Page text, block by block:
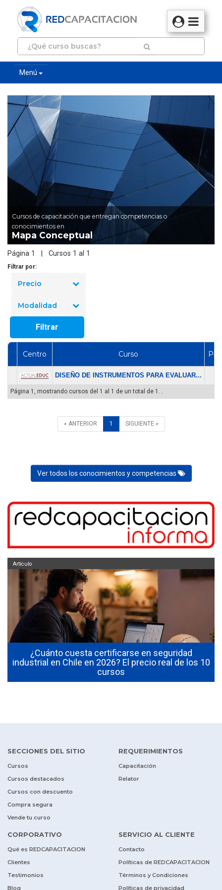
Menú
Cursos de capacitación que entregan competencias o
conocimientos en
Mapa Conceptual
Página 1 | Cursos 1 al 1
Filtrar por:
Precio
Modalidad
Filtrar
Centro Curso
DISEÑO DE INSTRUMENTOS PARA EVALUAR...
Página 1, mostrando cursos del 1 al 1 de un total de 1. .
« ANTERIOR 1 SIGUIENTE »
Ver todos los conocimientos y competencias
¿Cuánto cuesta certificarse en seguridad
industrial en Chile en 2026? El precio real de los 10
cursos
Artículo
SECCIONES DEL SITIO
Cursos
Cursos destacados
Cursos con descuento
Compra segura
Vende tu curso
REQUERIMIENTOS
Capacitación
Relator
CORPORATIVO
Qué es REDCAPACITACION
Clientes
Testimonios
Blog
SERVICIO AL CLIENTE
Contacto
Políticas de REDCAPACITACION
Términos y Condiciones
Políticas de privacidad